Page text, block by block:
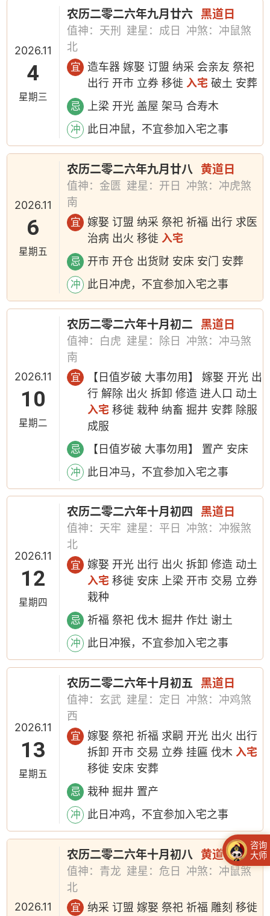
2026.11
4
星期三
农历二零二六年九月廿六 黑道日
值神：天刑 建星：成日
冲煞：冲鼠煞
北
宜
造车器 嫁娶 订盟 纳采 会亲友 祭祀
出行 开市 立券 移徙入宅 破土 安葬
忌 上梁 开光 盖屋 架马 合寿木
冲 此日冲鼠，不宜参加入宅之事
2026.11
6
星期五
农历二零二六年九月廿八 黄道日
值神：金匮 建星：开日
冲煞：冲虎煞
南
宜
嫁娶 订盟 纳采 祭祀 祈福 出行 求医
治病 出火 移徙 入宅
忌 开市 开仓 出货财 安床 安门 安葬
冲 此日冲虎，不宜参加入宅之事
2026.11
10
星期二
农历二零二六年十月初二 黑道日
值神：白虎 建星：除日
冲煞：冲马煞
南
宜
【日值岁破 大事勿用】 嫁娶 开光 出
行 解除 出火 拆卸 修造 进人口 动土
入宅 移徙 栽种 纳畜 掘井 安葬 除服
成服
忌 【日值岁破 大事勿用】 置产 安床
冲 此日冲马，不宜参加入宅之事
2026.11
12
星期四
农历二零二六年十月初四 黑道日
值神：天牢 建星：平日
冲煞：冲猴煞
北
宜
嫁娶 开光 出行 出火 拆卸 修造 动土
入宅 移徙 安床 上梁 开市 交易 立券
栽种
忌 祈福 祭祀 伐木 掘井 作灶 谢土
冲 此日冲猴，不宜参加入宅之事
2026.11
13
星期五
农历二零二六年十月初五 黑道日
值神：玄武 建星：定日
冲煞：冲鸡煞
西
宜
嫁娶 祭祀 祈福 求嗣 开光 出火 出行
拆卸 开市 交易 立券 挂匾 伐木 入宅
移徙 安床 安葬
忌 栽种 掘井 置产
冲 此日冲鸡，不宜参加入宅之事
2026.11
农历二零二六年十月初八 黄道日
值神：青龙 建星：危日
冲煞：冲鼠煞
北
宜
纳采 订盟 嫁娶 祭祀 祈福 雕刻 移徙
咨询
大师